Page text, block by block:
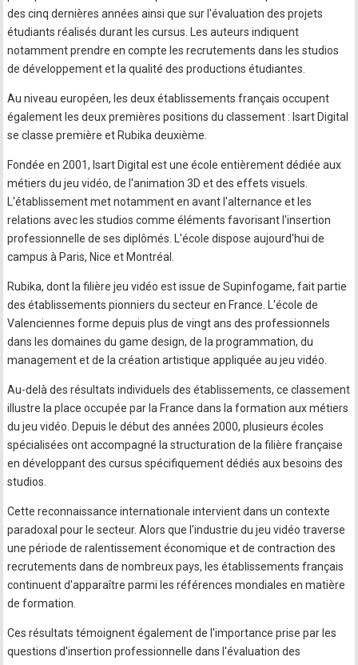
des cinq dernières années ainsi que sur l'évaluation des projets
étudiants réalisés durant les cursus. Les auteurs indiquent
notamment prendre en compte les recrutements dans les studios
de développement et la qualité des productions étudiantes.
Au niveau européen, les deux établissements français occupent
également les deux premières positions du classement : Isart Digital
se classe première et Rubika deuxième.
Fondée en 2001, Isart Digital est une école entièrement dédiée aux
métiers du jeu vidéo, de l'animation 3D et des effets visuels.
L'établissement met notamment en avant l'alternance et les
relations avec les studios comme éléments favorisant l'insertion
professionnelle de ses diplômés. L'école dispose aujourd'hui de
campus à Paris, Nice et Montréal.
Rubika, dont la filière jeu vidéo est issue de Supinfogame, fait partie
des établissements pionniers du secteur en France. L'école de
Valenciennes forme depuis plus de vingt ans des professionnels
dans les domaines du game design, de la programmation, du
management et de la création artistique appliquée au jeu vidéo.
Au-delà des résultats individuels des établissements, ce classement
illustre la place occupée par la France dans la formation aux métiers
du jeu vidéo. Depuis le début des années 2000, plusieurs écoles
spécialisées ont accompagné la structuration de la filière française
en développant des cursus spécifiquement dédiés aux besoins des
studios.
Cette reconnaissance internationale intervient dans un contexte
paradoxal pour le secteur. Alors que l'industrie du jeu vidéo traverse
une période de ralentissement économique et de contraction des
recrutements dans de nombreux pays, les établissements français
continuent d'apparaître parmi les références mondiales en matière
de formation.
Ces résultats témoignent également de l'importance prise par les
questions d'insertion professionnelle dans l'évaluation des